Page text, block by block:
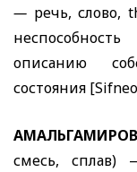
— речь, слово,
описанию
состояния [
смесь, сплав)